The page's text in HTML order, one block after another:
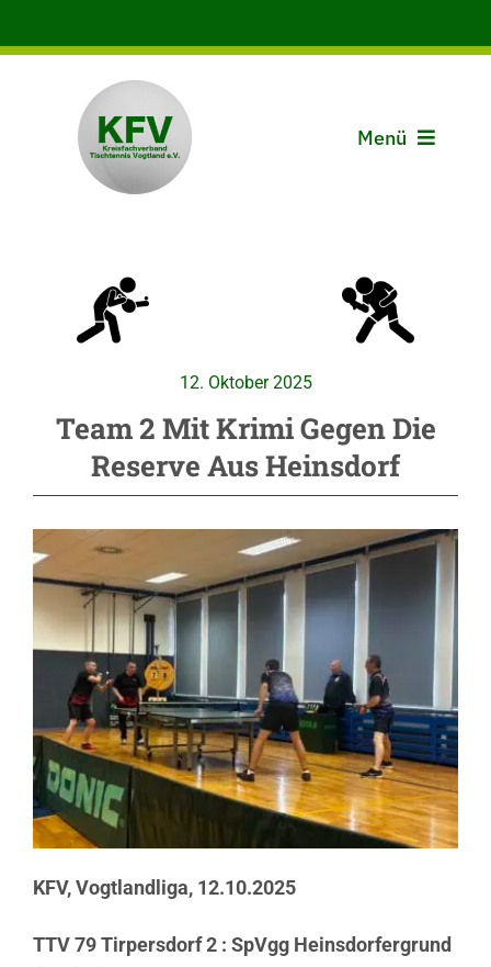
Inhalt
Menü
Spielbetrieb
12. Oktober 2025
Team 2 Mit Krimi Gegen Die
Reserve Aus Heinsdorf
KFV, Vogtlandliga, 12.10.2025
TTV 79 Tirpersdorf 2 : SpVgg Heinsdorfergrund